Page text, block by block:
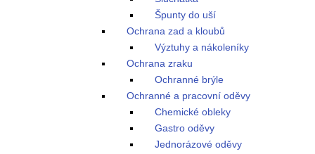
Špunty do uší
Ochrana zad a kloubů
Výztuhy a nákoleníky
Ochrana zraku
Ochranné brýle
Ochranné a pracovní oděvy
Chemické obleky
Gastro oděvy
Jednorázové oděvy